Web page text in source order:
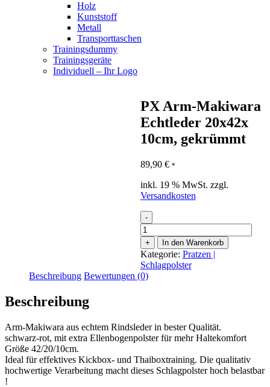
Holz
Kunststoff
Metall
Transporttaschen
Trainingsdummy
Trainingsgeräte
Individuell – Ihr Logo
PX Arm-Makiwara
Echtleder 20x42x
10cm, gekrümmt
89,90 € *
inkl. 19 % MwSt. zzgl.
Versandkosten
-
PX
Arm-
Makiwara
Echtleder
20x42x
10cm,
+ In den Warenkorb
Kategorie: Pratzen |
Schlagpolster
Beschreibung Bewertungen (0)
Beschreibung
Arm-Makiwara aus echtem Rindsleder in bester Qualität.
schwarz-rot, mit extra Ellenbogenpolster für mehr Haltekomfort
Größe 42/20/10cm.
Ideal für effektives Kickbox- und Thaiboxtraining. Die qualitativ
hochwertige Verarbeitung macht dieses Schlagpolster hoch belastbar
!